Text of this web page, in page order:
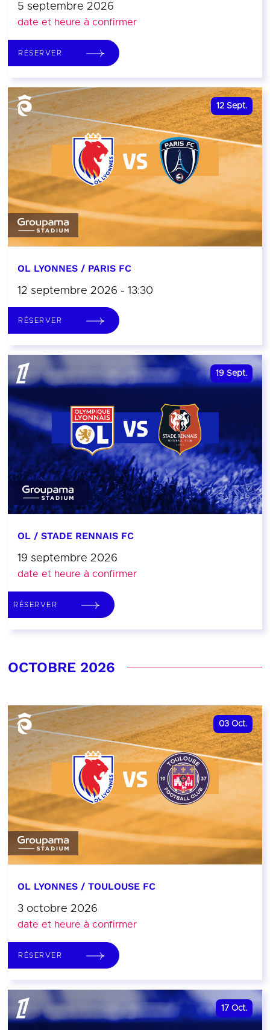
5 septembre 2026
date et heure à confirmer
RÉSERVER
12 Sept.
OL LYONNES / PARIS FC
12 septembre 2026 - 13:30
RÉSERVER
19 Sept.
OL / STADE RENNAIS FC
19 septembre 2026
date et heure à confirmer
RÉSERVER
OCTOBRE 2026
03 Oct.
OL LYONNES / TOULOUSE FC
3 octobre 2026
date et heure à confirmer
RÉSERVER
17 Oct.